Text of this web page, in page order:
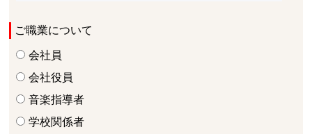
ご職業について
会社員
会社役員
音楽指導者
学校関係者